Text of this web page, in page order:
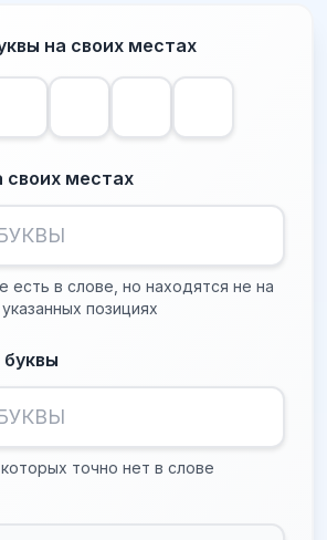
на своих местах
своих местах
есть в слове, но находятся не на
указанных позициях
точно нет в слове